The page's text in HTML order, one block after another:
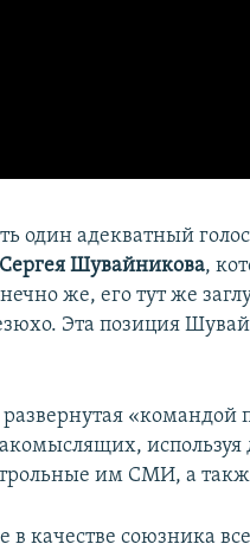
один адекватный
Сергея Шувайникова,
же, его тут же
Эта позиция
«командой
используя
им СМИ, а
качестве союзника